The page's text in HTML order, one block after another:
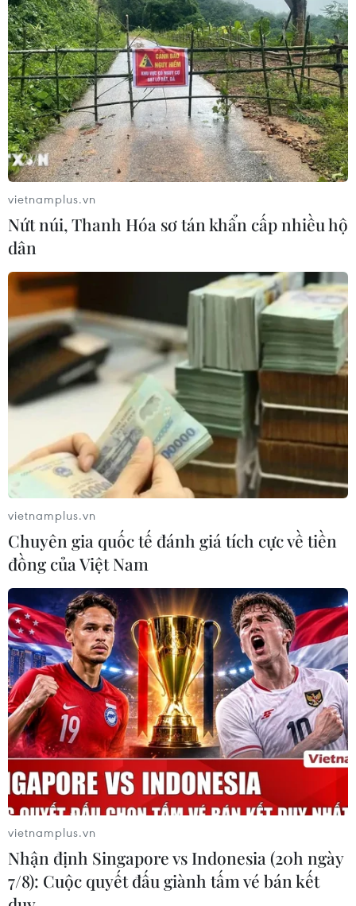
vietnamplus.vn
Nứt núi, Thanh Hóa sơ tán khẩn cấp nhiều hộ
dân
vietnamplus.vn
Chuyên gia quốc tế đánh giá tích cực về tiền
đồng của Việt Nam
vietnamplus.vn
Nhận định Singapore vs Indonesia (20h ngày
7/8): Cuộc quyết đấu giành tấm vé bán kết